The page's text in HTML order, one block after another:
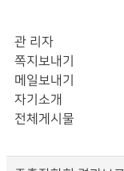
관 리자
쪽지보내기
메일보내기
자기소개
전체게시물